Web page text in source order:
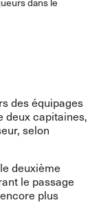
des équipages
deux capitaines,
selon
deuxième
le passage
plus